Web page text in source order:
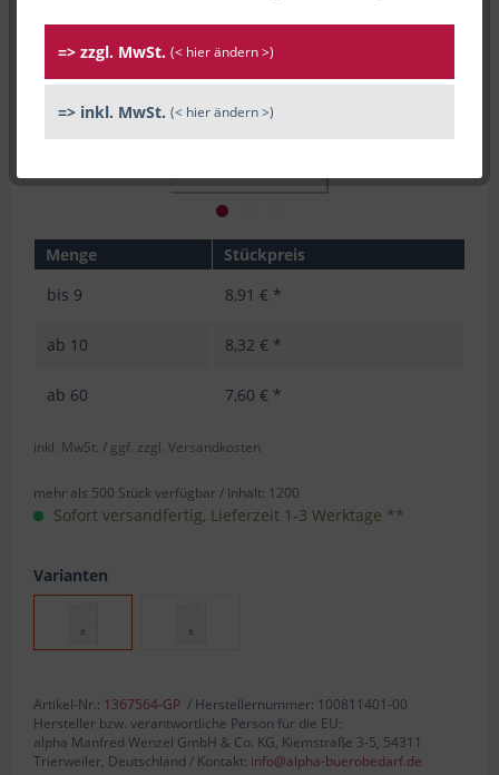
Menge
Stückpreis
bis 9 8,91 € *
ab 10 8,32 € *
ab 60 7,60 € *
inkl. MwSt. / ggf. zzgl. Versandkosten
mehr als 500 Stück verfügbar / Inhalt: 1200
Sofort versandfertig, Lieferzeit 1-3 Werktage **
Varianten
Artikel-Nr.: 1367564-GP / Herstellernummer: 100811401-00
Hersteller bzw. verantwortliche Person für die EU:
alpha Manfred Wenzel GmbH & Co. KG, Kiemstraße 3-5, 54311
Trierweiler, Deutschland / Kontakt: info@alpha-buerobedarf.de
=> zzgl. MwSt. (< hier ändern >)
=> inkl. MwSt. (< hier ändern >)